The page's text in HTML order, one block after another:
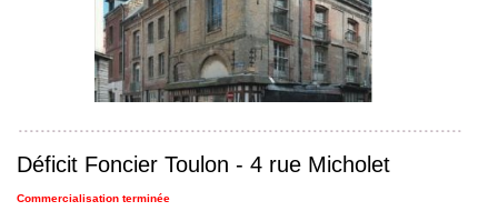
Déficit Foncier Toulon - 4 rue Micholet
Commercialisation terminée